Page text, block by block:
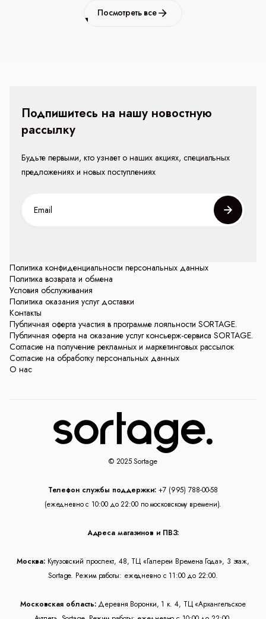
Посмотреть все
Политика конфиденциальности персональных данных
Политика возврата и обмена
Условия обслуживания
Политика оказания услуг доставки
Контакты
Публичная оферта участия в программе лояльности SORTAGE.
Публичная оферта на оказание услуг консьерж-сервиса SORTAGE.
Согласие на получение рекламных и маркетинговых рассылок
Согласие на обработку персональных данных
О нас
Подпишитесь на нашу новостную
рассылку
Будьте первыми, кто узнает о наших акциях, специальных
предложениях и новых поступлениях
© 2025 Sortage
Телефон службы поддержки: +7 (995) 788-00-58
(ежедневно с 10:00 до 22:00 по московскому времени).
Адреса магазинов и ПВЗ:
Москва: Кутузовский проспект, 48, ТЦ «Галереи Времена Года», 3 этаж,
Sortage. Режим работы: ежедневно с 11:00 до 22:00.
Московская область: Деревня Воронки, 1 к. 4, ТЦ «Архангельское